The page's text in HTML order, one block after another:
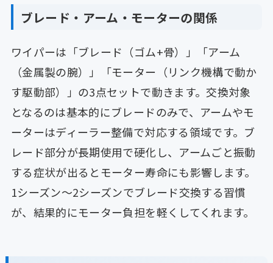
ブレード・アーム・モーターの関係
ワイパーは「ブレード（ゴム+骨）」「アーム
（金属製の腕）」「モーター（リンク機構で動か
す駆動部）」の3点セットで動きます。交換対象
となるのは基本的にブレードのみで、アームやモ
ーターはディーラー整備で対応する領域です。ブ
レード部分が長期使用で硬化し、アームごと振動
する症状が出るとモーター寿命にも影響します。
1シーズン〜2シーズンでブレード交換する習慣
が、結果的にモーター負担を軽くしてくれます。